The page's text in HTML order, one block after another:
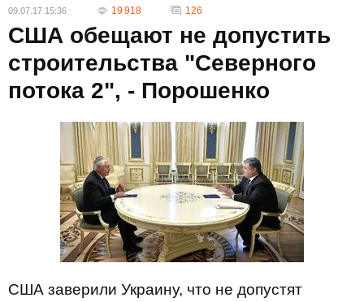
09.07.17 15:36 19 918 126
США обещают не допустить
строительства "Северного
потока 2", - Порошенко
США заверили Украину, что не допустят